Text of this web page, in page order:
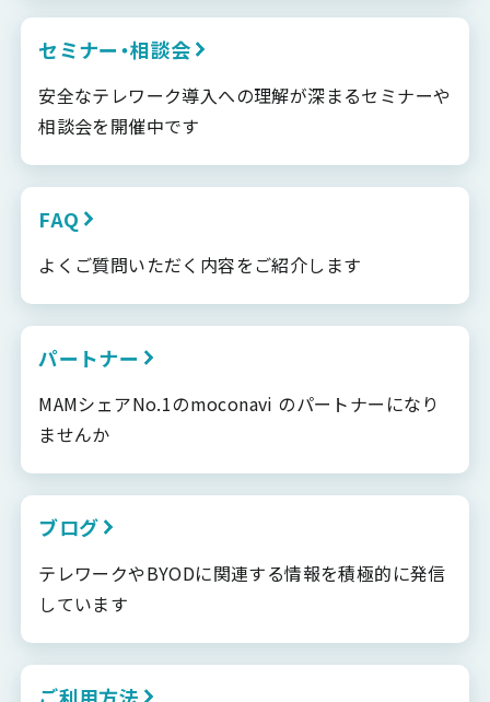
セミナー・相談会
安全なテレワーク導入への理解が深まるセミナーや
相談会を開催中です
FAQ
よくご質問いただく内容をご紹介します
パートナー
MAMシェアNo.1のmoconavi のパートナーになり
ませんか
ブログ
テレワークやBYODに関連する情報を積極的に発信
しています